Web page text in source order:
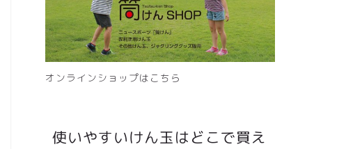
オンラインショップはこちら
使いやすいけん玉はどこで買え